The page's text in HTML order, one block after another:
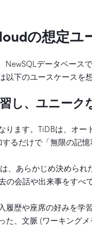
の想定ユ
NewSQLデータベース
以下のユースケースを
し、ユニーク
ます。TiDBは、オー
るだけで「無限の記
、あらかじめ決められ
の会話や出来事をすべ
履歴や座席の好みを学
、文脈 (ワーキング